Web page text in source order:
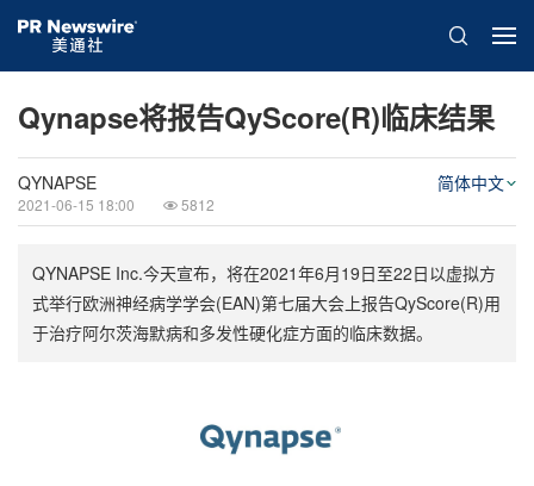
Qynapse将报告QyScore(R)临床结果
QYNAPSE
2021-06-15 18:00 5812
简体中文
QYNAPSE Inc.今天宣布，将在2021年6月19日至22日以虚拟方
式举行欧洲神经病学学会(EAN)第七届大会上报告QyScore(R)用
于治疗阿尔茨海默病和多发性硬化症方面的临床数据。